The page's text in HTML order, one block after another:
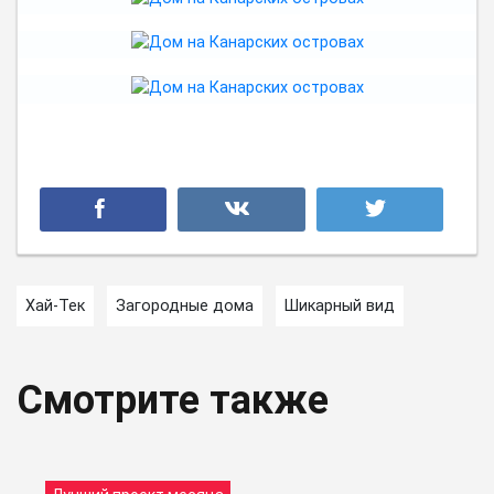
Хай-Тек Загородные дома Шикарный вид
Смотрите также